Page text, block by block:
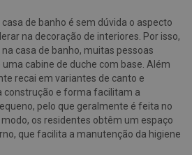
de banho é sem dúvida o aspecto
na decoração de interiores. Por isso,
casa de banho, muitas pessoas
cabine de duche com base. Além
recai em variantes de canto e
construção e forma facilitam a
pelo que geralmente é feita no
os residentes obtêm um espaço
que facilita a manutenção da higiene